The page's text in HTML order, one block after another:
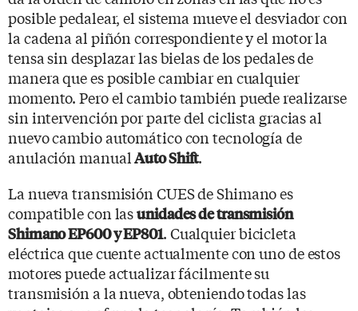
posible pedalear, el sistema mueve el desviador con
la cadena al piñón correspondiente y el motor la
tensa sin desplazar las bielas de los pedales de
manera que es posible cambiar en cualquier
momento. Pero el cambio también puede realizarse
sin intervención por parte del ciclista gracias al
nuevo cambio automático con tecnología de
anulación manualAuto Shift.
La nueva transmisión CUES de Shimano es
compatible con lasunidades de transmisión
Shimano EP600 y EP801. Cualquier bicicleta
eléctrica que cuente actualmente con uno de estos
motores puede actualizar fácilmente su
transmisión a la nueva, obteniendo todas las